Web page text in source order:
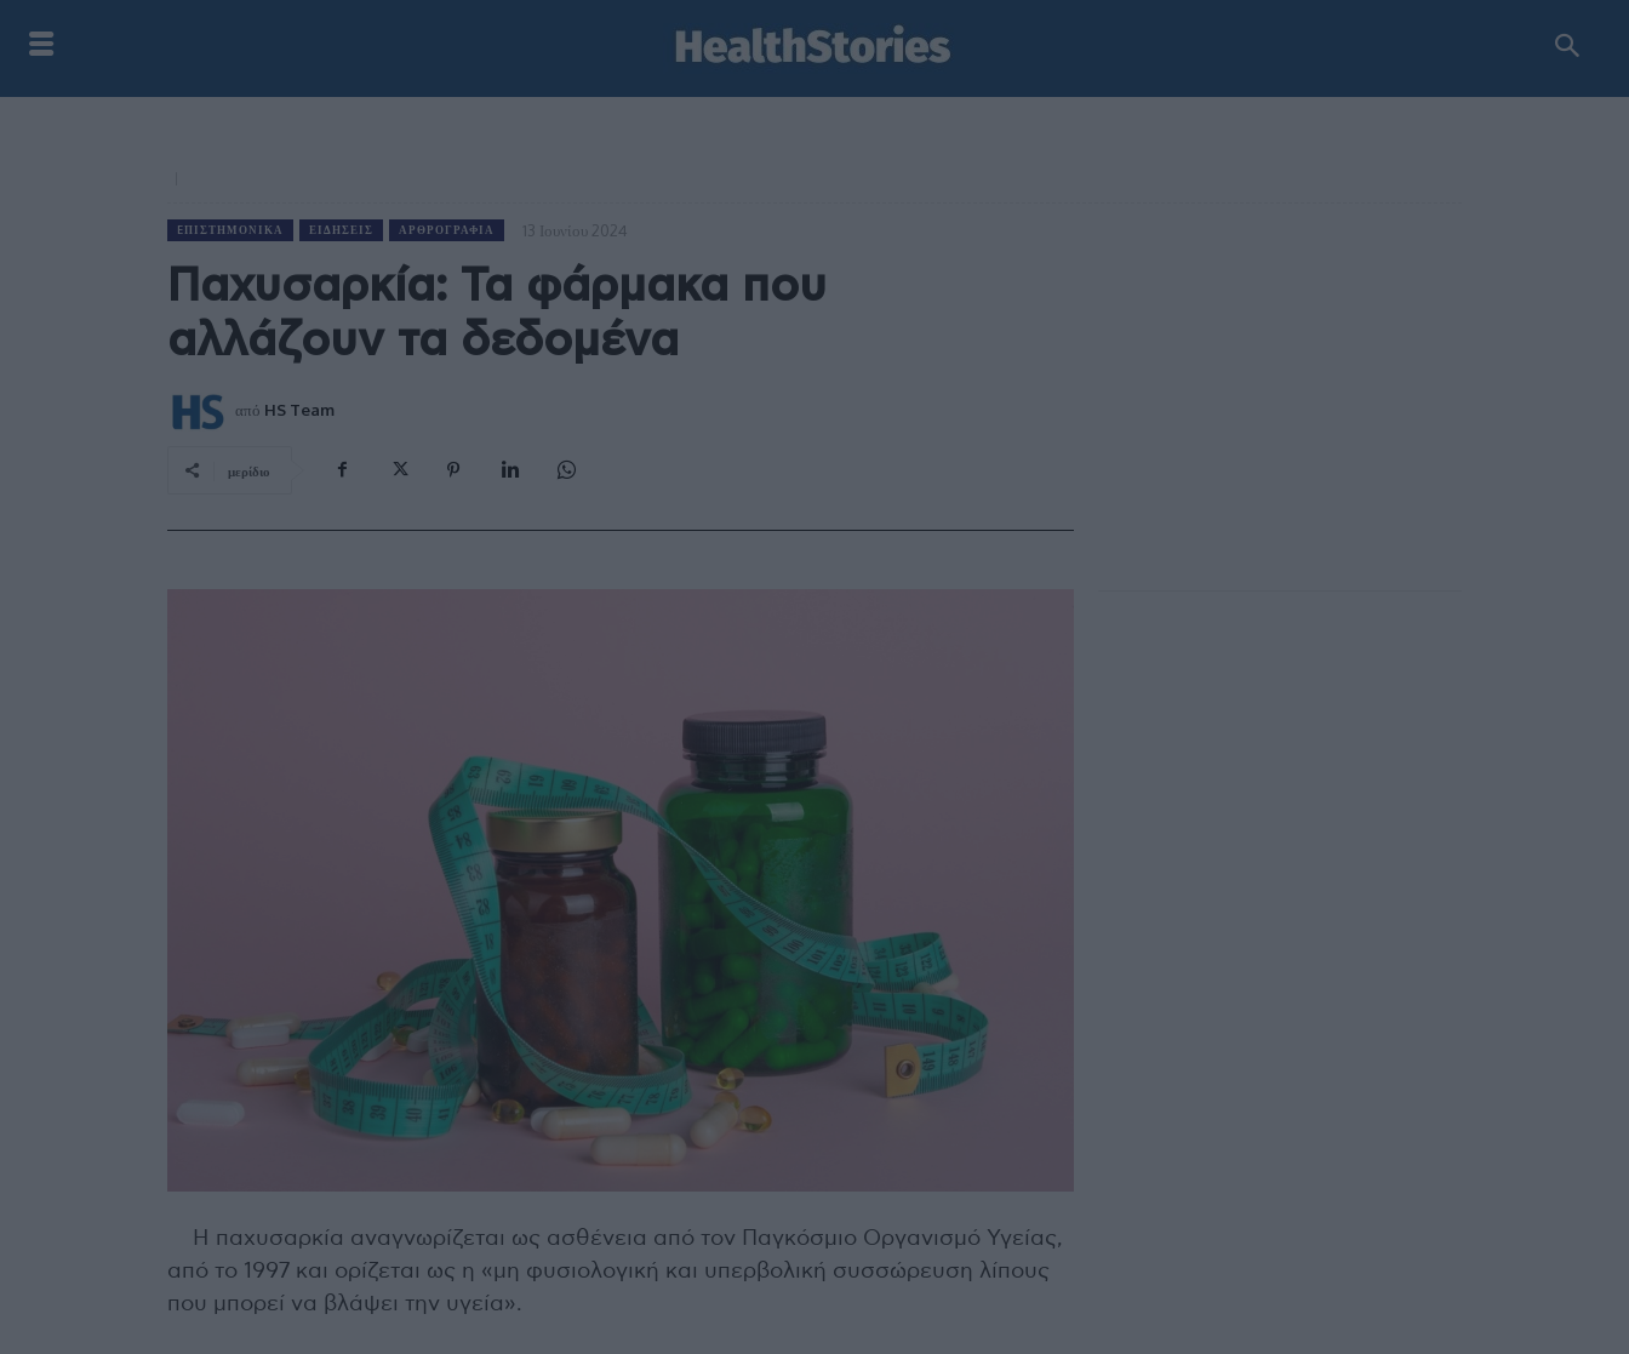
EΠΙΣΤΗΜΟΝΙΚΆ ΕΙΔΉΣΕΙΣ ΑΡΘΡΟΓΡΑΦΊΑ 13 Ιουνίου 2024
Παχυσαρκία: Τα φάρμακα που
αλλάζουν τα δεδομένα
από HS Team
μερίδιο
Η παχυσαρκία αναγνωρίζεται ως ασθένεια από τον Παγκόσμιο Οργανισμό Υγείας,
από το 1997 και ορίζεται ως η «μη φυσιολογική και υπερβολική συσσώρευση λίπους
που μπορεί να βλάψει την υγεία».